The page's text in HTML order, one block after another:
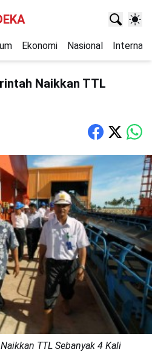
Ekonomi Nasional
Naikkan TTL
TTL Sebanyak 4 Kali